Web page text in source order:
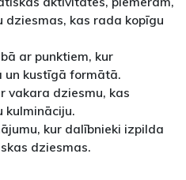
dziesmas, kas rada kopīgu
ar punktiem, kur
un kustīgā formātā.
vakara dziesmu, kas
kulmināciju.
kur dalībnieki izpilda
dziesmas.